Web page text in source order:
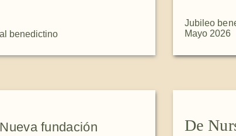
benedictino
Jubileo
Mayo 2026
Nueva fundación
De